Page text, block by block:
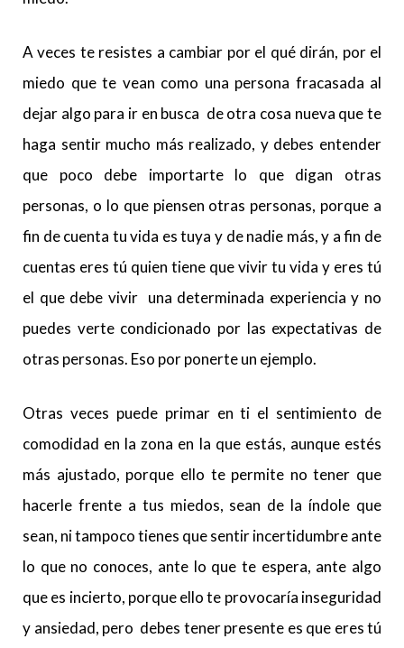
A veces te resistes a cambiar por el qué dirán, por el
miedo que te vean como una persona fracasada al
dejar algo para ir en busca de otra cosa nueva que te
haga sentir mucho más realizado, y debes entender
que poco debe importarte lo que digan otras
personas, o lo que piensen otras personas, porque a
fin de cuenta tu vida es tuya y de nadie más, y a fin de
cuentas eres tú quien tiene que vivir tu vida y eres tú
el que debe vivir una determinada experiencia y no
puedes verte condicionado por las expectativas de
otras personas. Eso por ponerte un ejemplo.
Otras veces puede primar en ti el sentimiento de
comodidad en la zona en la que estás, aunque estés
más ajustado, porque ello te permite no tener que
hacerle frente a tus miedos, sean de la índole que
sean, ni tampoco tienes que sentir incertidumbre ante
lo que no conoces, ante lo que te espera, ante algo
que es incierto, porque ello te provocaría inseguridad
y ansiedad, pero debes tener presente es que eres tú